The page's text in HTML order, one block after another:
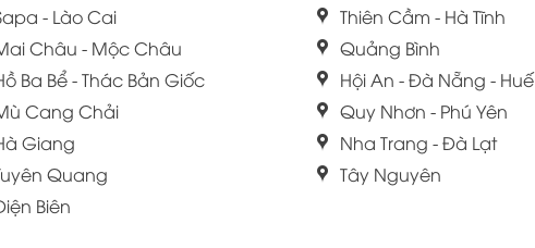
- Lào Cai
Châu - Mộc Châu
Ba Bể - Thác Bản Giốc
Cang Chải
Giang
Quang
Biên
Thiên Cầm - Hà Tĩnh
Quảng Bình
Hội An - Đà Nẵng - Huế
Quy Nhơn - Phú Yên
Nha Trang - Đà Lạt
Tây Nguyên